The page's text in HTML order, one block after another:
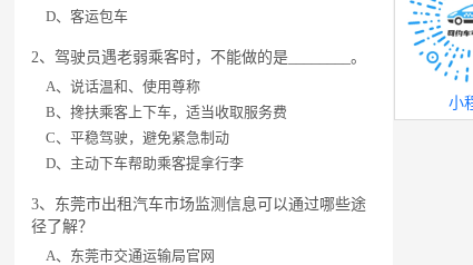
D、客运包车
2、驾驶员遇老弱乘客时，不能做的是________。
A、说话温和、使用尊称
B、搀扶乘客上下车，适当收取服务费
C、平稳驾驶，避免紧急制动
D、主动下车帮助乘客提拿行李
3、东莞市出租汽车市场监测信息可以通过哪些途
径了解？
A、东莞市交通运输局官网
小